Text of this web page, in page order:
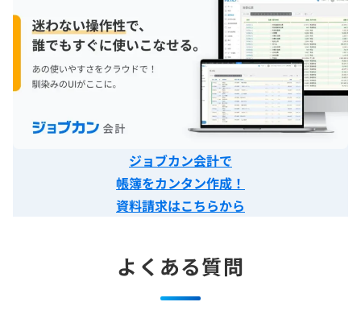
ジョブカン会計で
帳簿をカンタン作成！
資料請求はこちらから
よくある質問